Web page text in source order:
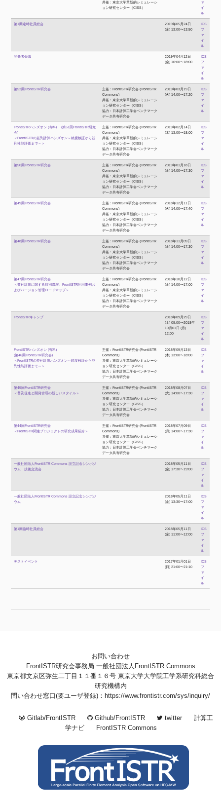
共催：東京大学革新的シミュレーシ
ョン研究センター（CISS）
ァ
イ
ル
第1回定時社員総会
2019年05月24日
(金) 13:00〜13:50
ICS
フ
ァ
イ
ル
開発者会議
2019年04月12日
(金) 10:00〜18:00
ICS
フ
ァ
イ
ル
第52回FrontISTR研究会
主催：FrontISTR研究会 (FrontISTR
Commons)
共催：東京大学革新的シミュレーシ
ョン研究センター（CISS）
協力：日本計算工学会ベンチマーク
データ共有研究会
2019年03月19日
(火) 14:00〜17:20
ICS
フ
ァ
イ
ル
FrontISTRハンズオン (有料) (第51回FrontISTR研究
会)
＜FrontISTRの並列計算ハンズオン～精度検証から並
列性能評価まで～＞
主催：FrontISTR研究会 (FrontISTR
Commons)
共催：東京大学革新的シミュレーシ
ョン研究センター（CISS）
協力：日本計算工学会ベンチマーク
データ共有研究会
2019年02月14日
(木) 13:00〜18:00
ICS
フ
ァ
イ
ル
第50回FrontISTR研究会
主催：FrontISTR研究会 (FrontISTR
Commons)
共催：東京大学革新的シミュレーシ
ョン研究センター（CISS）
協力：日本計算工学会ベンチマーク
データ共有研究会
2019年01月18日
(金) 14:00〜17:30
ICS
フ
ァ
イ
ル
第49回FrontISTR研究会
主催：FrontISTR研究会 (FrontISTR
Commons)
共催：東京大学革新的シミュレーシ
ョン研究センター（CISS）
協力：日本計算工学会ベンチマーク
データ共有研究会
2018年12月11日
(火) 14:00〜17:40
ICS
フ
ァ
イ
ル
第48回FrontISTR研究会
主催：FrontISTR研究会 (FrontISTR
Commons)
共催：東京大学革新的シミュレーシ
ョン研究センター（CISS）
協力：日本計算工学会ベンチマーク
データ共有研究会
2018年11月09日
(金) 14:00〜17:30
ICS
フ
ァ
イ
ル
第47回FrontISTR研究会
＜並列計算に関する特別講演、FrontISTR利用事例お
よびバージョン管理ロードマップ＞
主催：FrontISTR研究会 (FrontISTR
Commons)
共催：東京大学革新的シミュレーシ
ョン研究センター（CISS）
協力：日本計算工学会ベンチマーク
データ共有研究会
2018年10月12日
(金) 14:00〜17:00
ICS
フ
ァ
イ
ル
FrontISTRキャンプ
2018年09月29日
(土) 09:00〜2018年
10月01日 (月)
12:00
ICS
フ
ァ
イ
ル
FrontISTRハンズオン (有料)
(第46回FrontISTR研究会)
＜FrontISTRの並列計算ハンズオン～精度検証から並
列性能評価まで～＞
主催：FrontISTR研究会 (FrontISTR
Commons)
共催：東京大学革新的シミュレーシ
ョン研究センター（CISS）
協力：日本計算工学会ベンチマーク
データ共有研究会
2018年09月13日
(木) 13:00〜18:00
ICS
フ
ァ
イ
ル
第45回FrontISTR研究会
＜普及促進と開発管理の新しいスタイル＞
主催：FrontISTR研究会 (FrontISTR
Commons)
共催：東京大学革新的シミュレーシ
ョン研究センター（CISS）
協力：日本計算工学会ベンチマーク
データ共有研究会
2018年08月07日
(火) 14:00〜17:30
ICS
フ
ァ
イ
ル
第44回FrontISTR研究会
＜FrontISTR関連プロジェクトの研究成果紹介＞
主催：FrontISTR研究会 (FrontISTR
Commons)
共催：東京大学革新的シミュレーシ
ョン研究センター（CISS）
協力：日本計算工学会ベンチマーク
データ共有研究会
2018年07月09日
(月) 14:00〜17:30
ICS
フ
ァ
イ
ル
一般社団法人FrontISTR Commons 設立記念シンポジ
ウム 技術交流会
2018年05月11日
(金) 17:30〜19:00
ICS
フ
ァ
イ
ル
一般社団法人FrontISTR Commons 設立記念シンポジ
ウム
2018年05月11日
(金) 13:30〜17:00
ICS
フ
ァ
イ
ル
第1回臨時社員総会
2018年05月11日
(金) 11:00〜12:00
ICS
フ
ァ
イ
ル
テストイベント
2017年01月01日
(日) 21:00〜21:10
ICS
フ
ァ
イ
ル
お問い合わせ
FrontISTR研究会事務局 一般社団法人FrontISTR Commons
東京都文京区弥生二丁目１１番１６号 東京大学大学院工学系研究科総合
研究機構内
問い合わせ窓口(要ユーザ登録)：https://www.frontistr.com/sys/inquiry/
Gitlab/FrontISTR Github/FrontISTR twitter
計算工
学ナビ
FrontISTR Commons